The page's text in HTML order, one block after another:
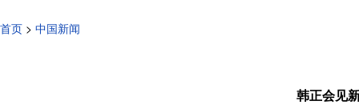
首页 > 中国新闻
韩正会见